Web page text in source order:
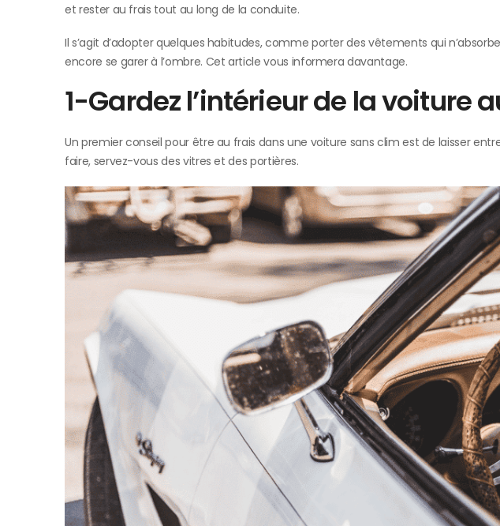
et rester au frais tout au long de la conduite.
Il s’agit d’adopter quelques habitudes, comme porter des vêtements qui
encore se garer à l’ombre. Cet article vous informera davantage.
1-Gardez l’intérieur de la voiture
Un premier conseil pour être au frais dans une voiture sans clim est de laisser
faire, servez-vous des vitres et des portières.